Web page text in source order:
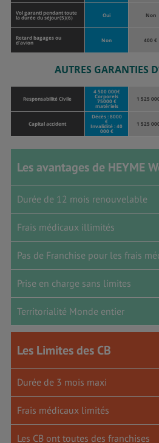
Vol garanti pendant toute
la durée du séjour(5)(6) Oui Non
Retard bagages ou
d’avion Non 400 €
AUTRES GARANTIES
Responsabilité Civile
4 500 000€
Corporels
75000 €
matériels
1 525
Capital accident
Décès : 8000
€
Invalidité : 40
000 €
1 525
Les avantages de HEYME
Durée de 12 mois renouvelable
Frais médicaux illimités
Pas de Franchise pour les frais
Prise en charge sans limites
Territorialité Monde entier
Les Limites des CB
Durée de 3 mois maxi
Frais médicaux limités
Les CB ont toutes des franchises